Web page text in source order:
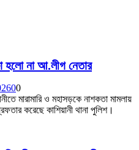
হলো না আ.লীগ নেতার
00
মারামারি ও মহাসড়কে নাশকতা মামলায়
করেছে কাশিয়ানী থানা পুলিশ।